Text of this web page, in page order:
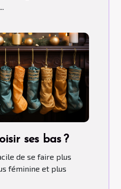
ses bas ?
de se faire plus
féminine et plus